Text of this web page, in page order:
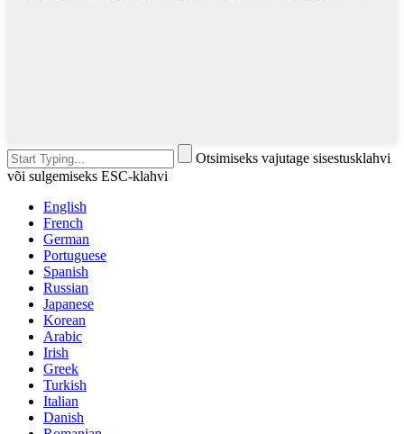
Otsimiseks vajutage sisestusklahvi
või sulgemiseks ESC-klahvi
English
French
German
Portuguese
Spanish
Russian
Japanese
Korean
Arabic
Irish
Greek
Turkish
Italian
Danish